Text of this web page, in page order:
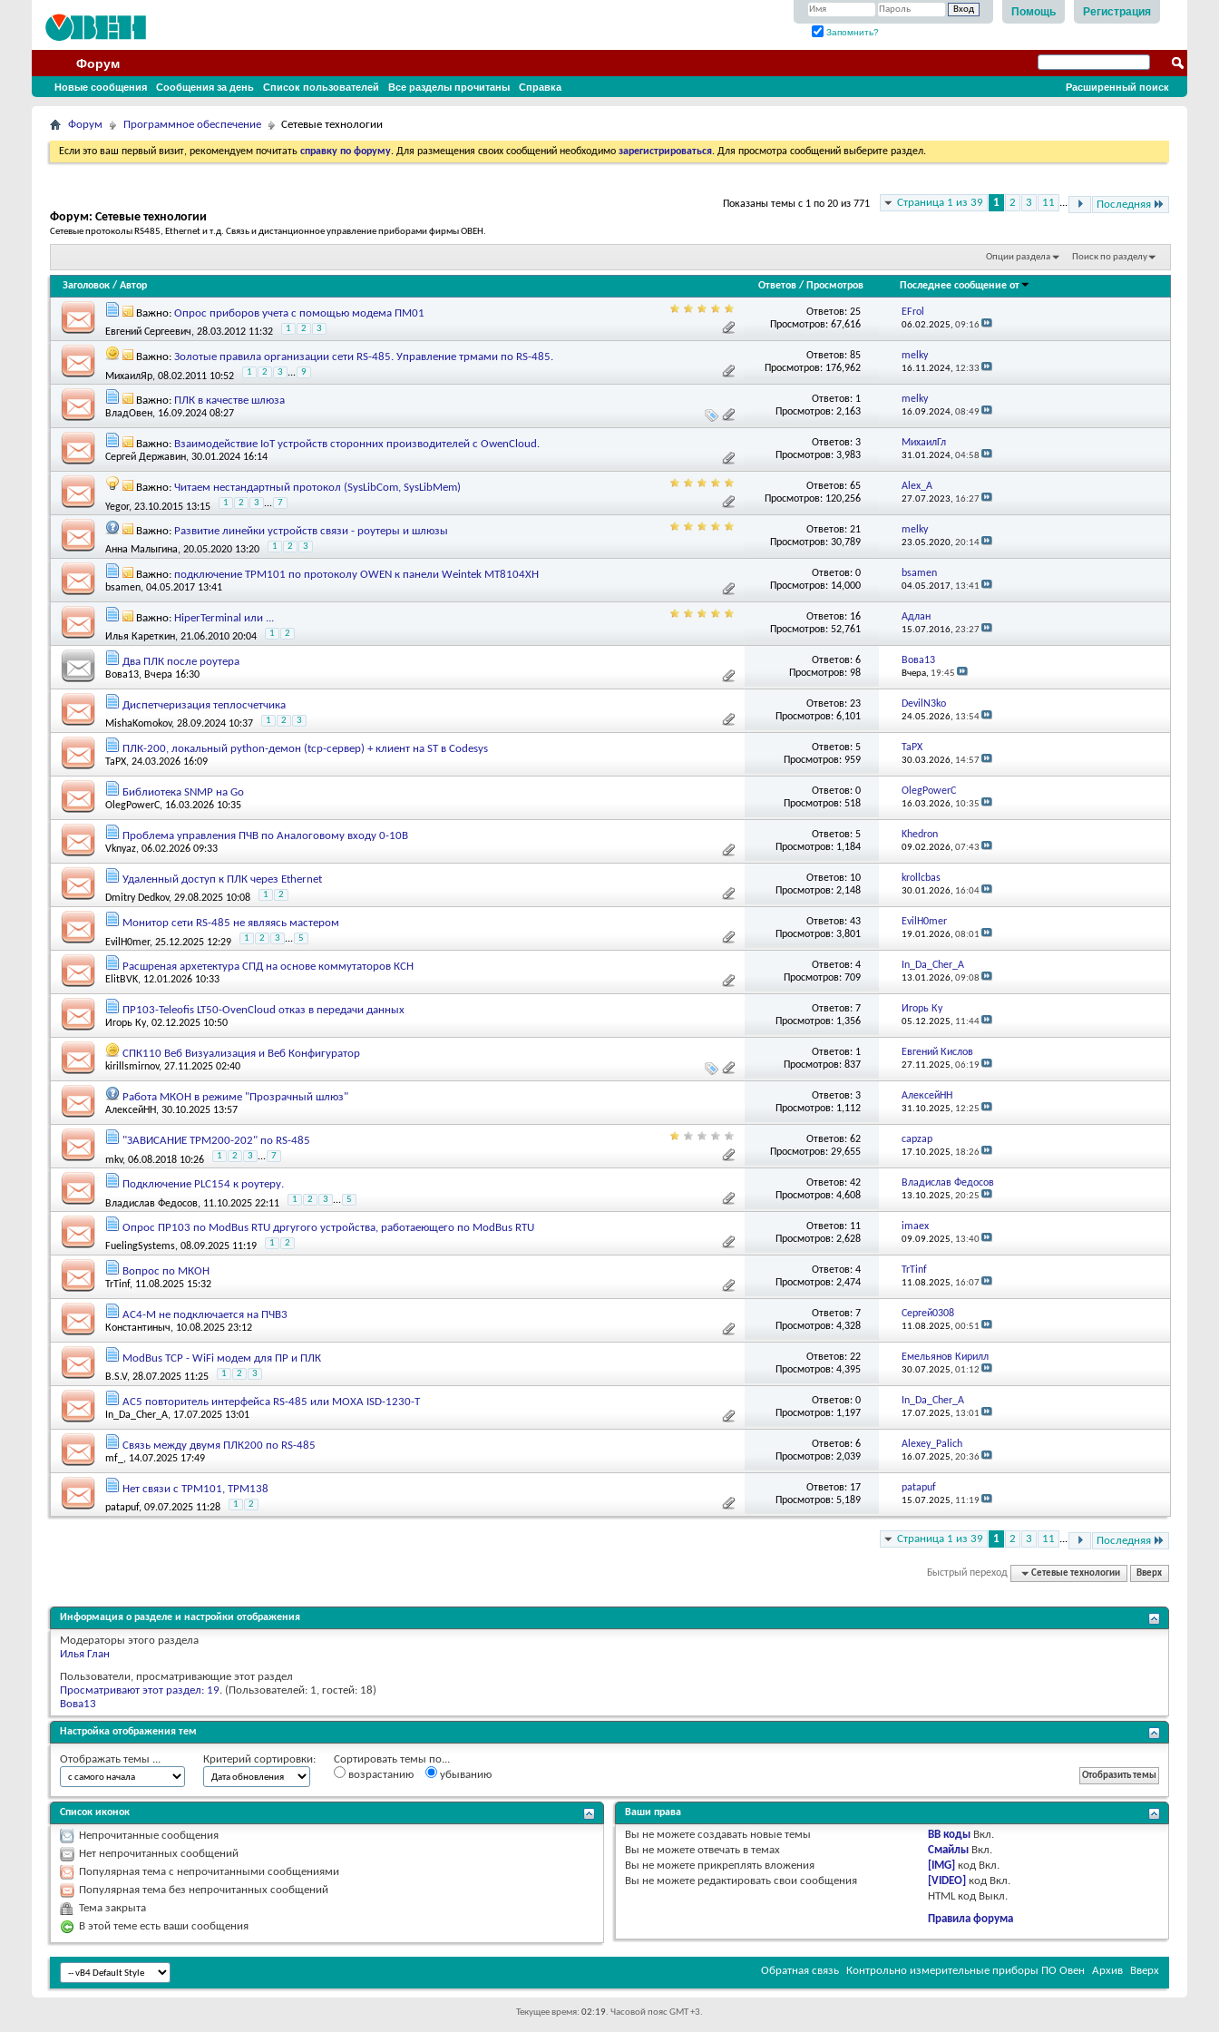
Регистрация
Помощь
Запомнить?
Форум
Новые сообщения Сообщения за день Список пользователей Все разделы прочитаны Справка Расширенный поиск
Форум Программное обеспечение Сетевые технологии
Если это ваш первый визит, рекомендуем почитать справку по форуму. Для размещения своих сообщений необходимо зарегистрироваться. Для просмотра сообщений выберите раздел.
Страница 1 из 39 1 2 3 11 ... Последняя
Показаны темы с 1 по 20 из 771
Форум: Сетевые технологии
Сетевые протоколы RS485, Ethernet и т.д. Связь и дистанционное управление приборами фирмы ОВЕН.
Опции раздела Поиск по разделу
Заголовок / Автор Ответов / Просмотров Последнее сообщение от
Важно: Опрос приборов учета с помощью модема ПМ01
Евгений Сергеевич, 28.03.2012 11:32 1 2 3
Ответов: 25
Просмотров: 67,616
EFrol
06.02.2025, 09:16
Важно: Золотые правила организации сети RS-485. Управление трмами по RS-485.
МихаилЯр, 08.02.2011 10:52 1 2 3 ... 9
Ответов: 85
Просмотров: 176,962
melky
16.11.2024, 12:33
Важно: ПЛК в качестве шлюза
ВладОвен, 16.09.2024 08:27
Ответов: 1
Просмотров: 2,163
melky
16.09.2024, 08:49
Важно: Взаимодействие IoT устройств сторонних производителей с OwenCloud.
Сергей Державин, 30.01.2024 16:14
Ответов: 3
Просмотров: 3,983
МихаилГл
31.01.2024, 04:58
Важно: Читаем нестандартный протокол (SysLibCom, SysLibMem)
Yegor, 23.10.2015 13:15 1 2 3 ... 7
Ответов: 65
Просмотров: 120,256
Alex_A
27.07.2023, 16:27
Важно: Развитие линейки устройств связи - роутеры и шлюзы
Анна Малыгина, 20.05.2020 13:20 1 2 3
Ответов: 21
Просмотров: 30,789
melky
23.05.2020, 20:14
Важно: подключение ТРМ101 по протоколу OWEN к панели Weintek MT8104XH
bsamen, 04.05.2017 13:41
Ответов: 0
Просмотров: 14,000
bsamen
04.05.2017, 13:41
Важно: HiperTerminal или ...
Илья Кареткин, 21.06.2010 20:04 1 2
Ответов: 16
Просмотров: 52,761
Адлан
15.07.2016, 23:27
Два ПЛК после роутера
Вова13, Вчера 16:30
Ответов: 6
Просмотров: 98
Вова13
Вчера, 19:45
Диспетчеризация теплосчетчика
MishaKomokov, 28.09.2024 10:37 1 2 3
Ответов: 23
Просмотров: 6,101
DevilN3ko
24.05.2026, 13:54
ПЛК-200, локальный python-демон (tcp-сервер) + клиент на ST в Codesys
TaPX, 24.03.2026 16:09
Ответов: 5
Просмотров: 959
TaPX
30.03.2026, 14:57
Библиотека SNMP на Go
OlegPowerC, 16.03.2026 10:35
Ответов: 0
Просмотров: 518
OlegPowerC
16.03.2026, 10:35
Проблема управления ПЧВ по Аналоговому входу 0-10В
Vknyaz, 06.02.2026 09:33
Ответов: 5
Просмотров: 1,184
Khedron
09.02.2026, 07:43
Удаленный доступ к ПЛК через Ethernet
Dmitry Dedkov, 29.08.2025 10:08 1 2
Ответов: 10
Просмотров: 2,148
krollcbas
30.01.2026, 16:04
Монитор сети RS-485 не являясь мастером
EvilH0mer, 25.12.2025 12:29 1 2 3 ... 5
Ответов: 43
Просмотров: 3,801
EvilH0mer
19.01.2026, 08:01
Расшреная архетектура СПД на основе коммутаторов КСН
ElitBVK, 12.01.2026 10:33
Ответов: 4
Просмотров: 709
In_Da_Cher_A
13.01.2026, 09:08
ПР103-Teleofis LT50-OvenCloud отказ в передачи данных
Игорь Ку, 02.12.2025 10:50
Ответов: 7
Просмотров: 1,356
Игорь Ку
05.12.2025, 11:44
СПК110 Веб Визуализация и Веб Конфигуратор
kirillsmirnov, 27.11.2025 02:40
Ответов: 1
Просмотров: 837
Евгений Кислов
27.11.2025, 06:19
Работа МКОН в режиме "Прозрачный шлюз"
АлексейНН, 30.10.2025 13:57
Ответов: 3
Просмотров: 1,112
АлексейНН
31.10.2025, 12:25
"ЗАВИСАНИЕ ТРМ200-202" по RS-485
mkv, 06.08.2018 10:26 1 2 3 ... 7
Ответов: 62
Просмотров: 29,655
capzap
17.10.2025, 18:26
Подключение PLC154 к роутеру.
Владислав Федосов, 11.10.2025 22:11 1 2 3 ... 5
Ответов: 42
Просмотров: 4,608
Владислав Федосов
13.10.2025, 20:25
Опрос ПР103 по ModBus RTU дргугого устройства, работаеющего по ModBus RTU
FuelingSystems, 08.09.2025 11:19 1 2
Ответов: 11
Просмотров: 2,628
imaex
09.09.2025, 13:40
Вопрос по МКОН
TrTinf, 11.08.2025 15:32
Ответов: 4
Просмотров: 2,474
TrTinf
11.08.2025, 16:07
AC4-M не подключается на ПЧВ3
Константиныч, 10.08.2025 23:12
Ответов: 7
Просмотров: 4,328
Сергей0308
11.08.2025, 00:51
ModBus TCP - WiFi модем для ПР и ПЛК
B.S.V, 28.07.2025 11:25 1 2 3
Ответов: 22
Просмотров: 4,395
Емельянов Кирилл
30.07.2025, 01:12
АС5 повторитель интерфейса RS-485 или МОХА ISD-1230-T
In_Da_Cher_A, 17.07.2025 13:01
Ответов: 0
Просмотров: 1,197
In_Da_Cher_A
17.07.2025, 13:01
Связь между двумя ПЛК200 по RS-485
mf_ , 14.07.2025 17:49
Ответов: 6
Просмотров: 2,039
Alexey_Palich
16.07.2025, 20:36
Нет связи с ТРМ101, ТРМ138
patapuf, 09.07.2025 11:28 1 2
Ответов: 17
Просмотров: 5,189
patapuf
15.07.2025, 11:19
Страница 1 из 39 1 2 3 11 ... Последняя
Быстрый переход Сетевые технологии Вверх
Информация о разделе и настройки отображения
Модераторы этого раздела
Илья Глан
Пользователи, просматривающие этот раздел
Просматривают этот раздел: 19. (Пользователей: 1, гостей: 18)
Вова13
Настройка отображения тем
Отображать темы ... Критерий сортировки:
Сортировать темы по...
возрастанию
убыванию
Список иконок
Непрочитанные сообщения
Нет непрочитанных сообщений
Популярная тема с непрочитанными сообщениями
Популярная тема без непрочитанных сообщений
Тема закрыта
В этой теме есть ваши сообщения
Ваши права
Вы не можете создавать новые темы
Вы не можете отвечать в темах
Вы не можете прикреплять вложения
Вы не можете редактировать свои сообщения
BB коды Вкл.
Смайлы Вкл.
[IMG] код Вкл.
[VIDEO] код Вкл.
HTML код Выкл.
Правила форума
Обратная связь Контрольно измерительные приборы ПО Овен Архив Вверх
Текущее время: 02:19. Часовой пояс GMT +3.